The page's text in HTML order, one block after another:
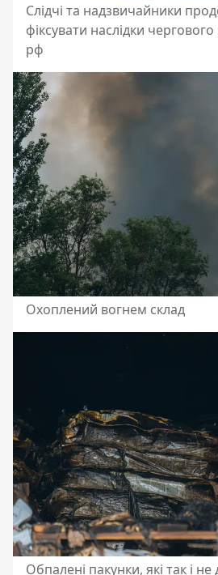
Слідчі та надзвичайники
фіксувати наслідки
рф
Охоплений вогнем склад
Обпалені пакунки, які так і не